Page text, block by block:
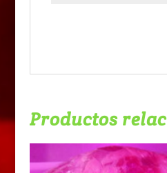
Productos